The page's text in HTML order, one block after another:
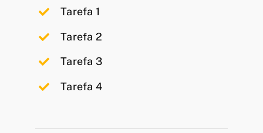
Tarefa 1
Tarefa 2
Tarefa 3
Tarefa 4